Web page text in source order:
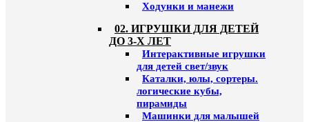
Ходунки и манежи
02. ИГРУШКИ ДЛЯ ДЕТЕЙ
ДО 3-Х ЛЕТ
Интерактивные игрушки
для детей свет/звук
Каталки, юлы, сортеры.
логические кубы,
пирамиды
Машинки для малышей